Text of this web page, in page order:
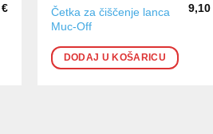
€
Četka za čiščenje lanca
Muc-Off
9,10
DODAJ U KOŠARICU